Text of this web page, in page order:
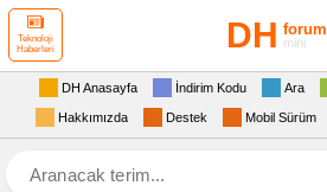
Teknoloji
Haberleri
DH forum
mini
DH Anasayfa İndirim Kodu Ara
Hakkımızda Destek Mobil Sürüm